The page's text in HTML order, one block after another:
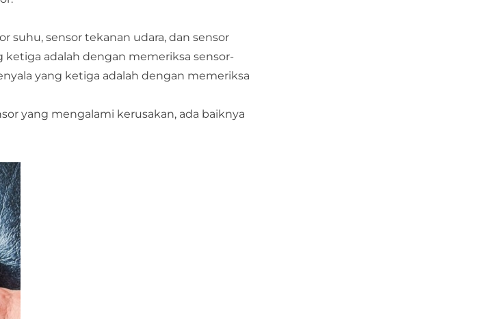
suhu, sensor tekanan udara, dan sensor
ketiga adalah dengan memeriksa sensor-
yang ketiga adalah dengan memeriksa
yang mengalami kerusakan, ada baiknya